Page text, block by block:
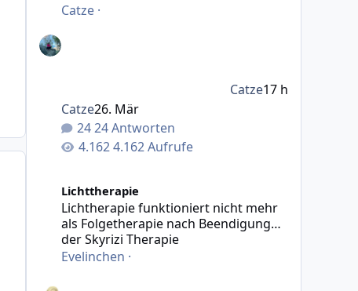
Catze ·
24 Antworten
4.162 Aufrufe
Catze26. Mär
Catze17 h
Lichttherapie
Lichtherapie funktioniert nicht mehr
als Folgetherapie nach Beendigung
der Skyrizi Therapie
Evelinchen ·